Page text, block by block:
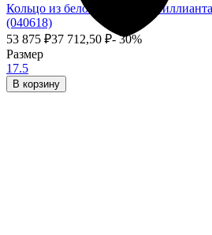
Кольцо из белого золота с
(040618)
53 875 ₽37 712,50 ₽- 30%
Размер
17.5
В корзину